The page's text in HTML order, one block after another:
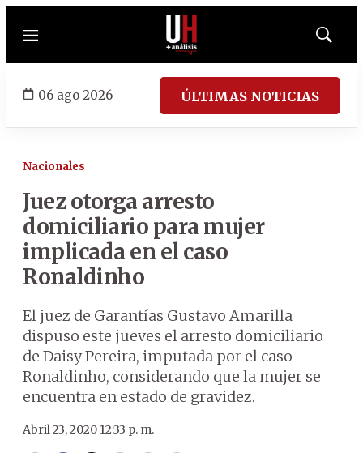
Menú
Mostrar
06 ago 2026 ÚLTIMAS NOTICIAS
Nacionales
Juez otorga arresto
domiciliario para mujer
implicada en el caso
Ronaldinho
El juez de Garantías Gustavo Amarilla
dispuso este jueves el arresto domiciliario
de Daisy Pereira, imputada por el caso
Ronaldinho, considerando que la mujer se
encuentra en estado de gravidez.
Abril 23, 2020 12:33 p. m.